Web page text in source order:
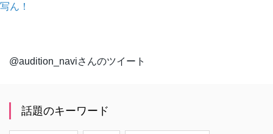
写ん！
@audition_naviさんのツイート
話題のキーワード